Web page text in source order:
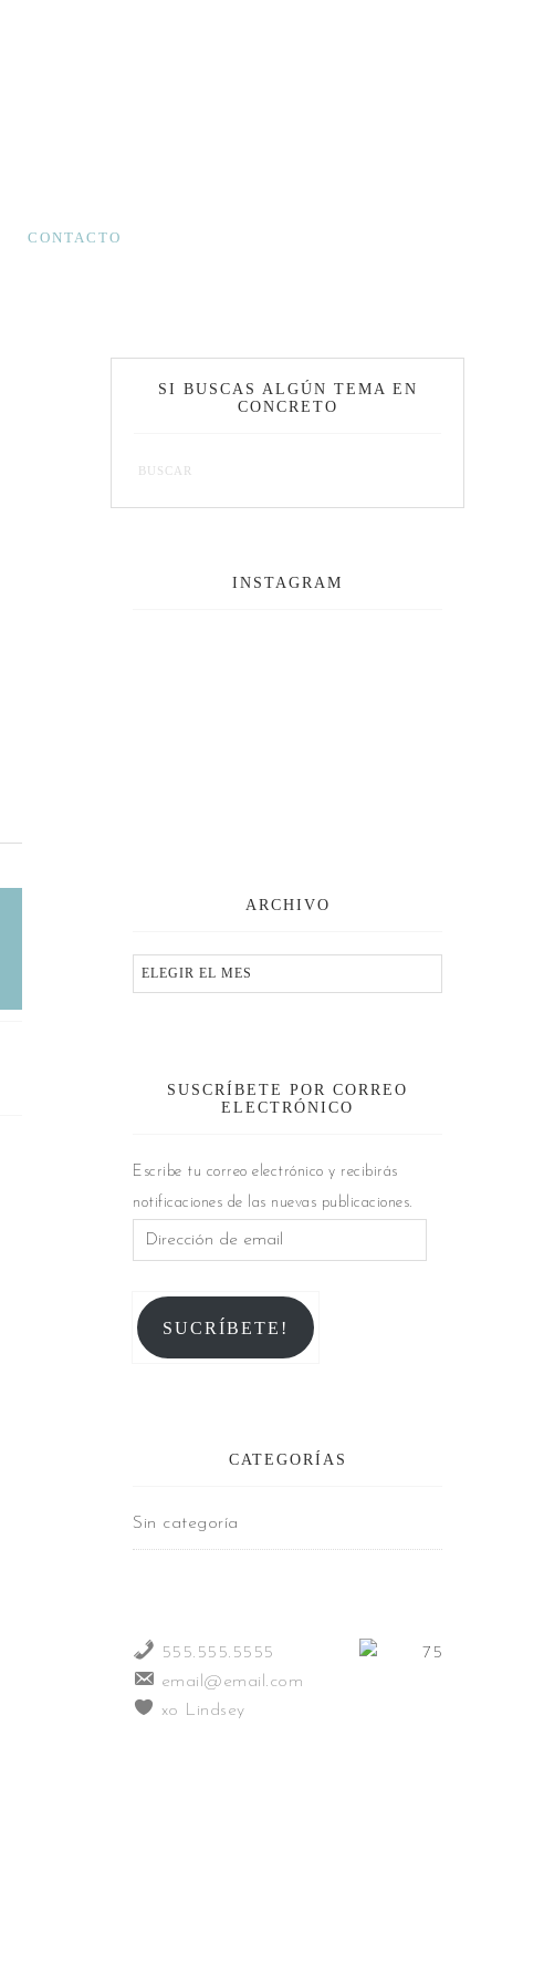
CONTACTO
SI BUSCAS ALGÚN TEMA EN
CONCRETO
INSTAGRAM
ARCHIVO
SUSCRÍBETE POR CORREO
ELECTRÓNICO
Escribe tu correo electrónico y recibirás
notificaciones de las nuevas publicaciones.
SUCRÍBETE!
CATEGORÍAS
Sin categoría
555.555.5555
email@email.com
xo Lindsey